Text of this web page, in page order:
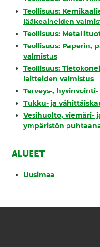
Teollisuus:
lääkeaineiden
Teollisuus:
Teollisuus: Paperin,
valmistus
Teollisuus:
laitteiden valmistus
Terveys-,
Tukku- ja
Vesihuolto, viemäri-
ympäristön
ALUEET
Uusimaa